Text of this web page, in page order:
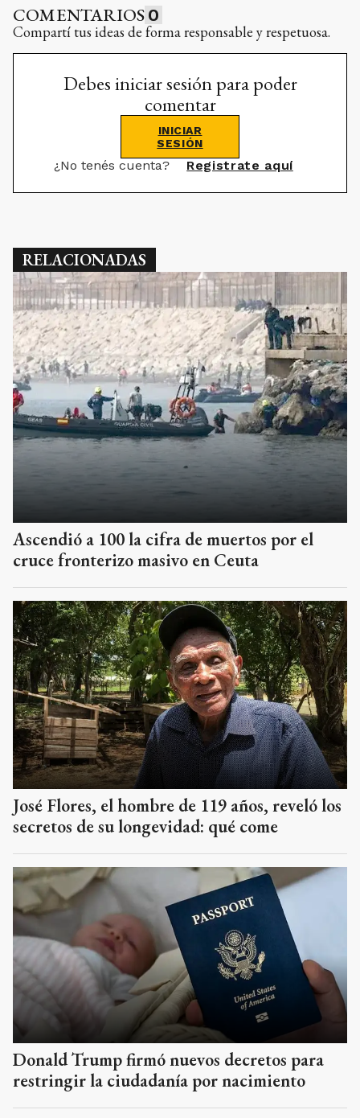
COMENTARIOS 0
Compartí tus ideas de forma responsable y respetuosa.
Debes iniciar sesión para poder
comentar
INICIAR
SESIÓN
¿No tenés cuenta? Registrate aquí
RELACIONADAS
Ascendió a 100 la cifra de muertos por el
cruce fronterizo masivo en Ceuta
José Flores, el hombre de 119 años, reveló los
secretos de su longevidad: qué come
Donald Trump firmó nuevos decretos para
restringir la ciudadanía por nacimiento